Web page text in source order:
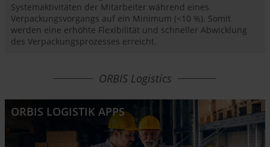
Systemaktivitäten der Mitarbeiter während eines
Verpackungsvorgangs auf ein Minimum (<10 %). Somit
werden eine erhöhte Flexibilität und schneller Abwicklung
des Verpackungsprozesses erreicht.
ORBIS Logistics
ORBIS LOGISTIK APPS